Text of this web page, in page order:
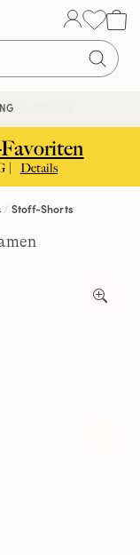
SEIT 1963
| Details
Stoff-Shorts